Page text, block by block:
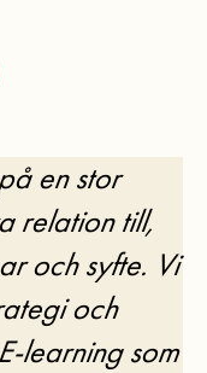
en stor
relation till,
och syfte. Vi
och
learning som